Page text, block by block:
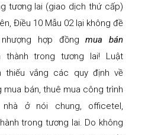
tương lai (giao dịch thứ cấp)
Điều 10 Mẫu 02 lại không đề
hợp đồngmua bán
thành trong tương lai! Luật
thiếu vắng các quy định về
mua bán, thuê mua công trình
ở nói chung, officetel,
trong tương lai. Do không